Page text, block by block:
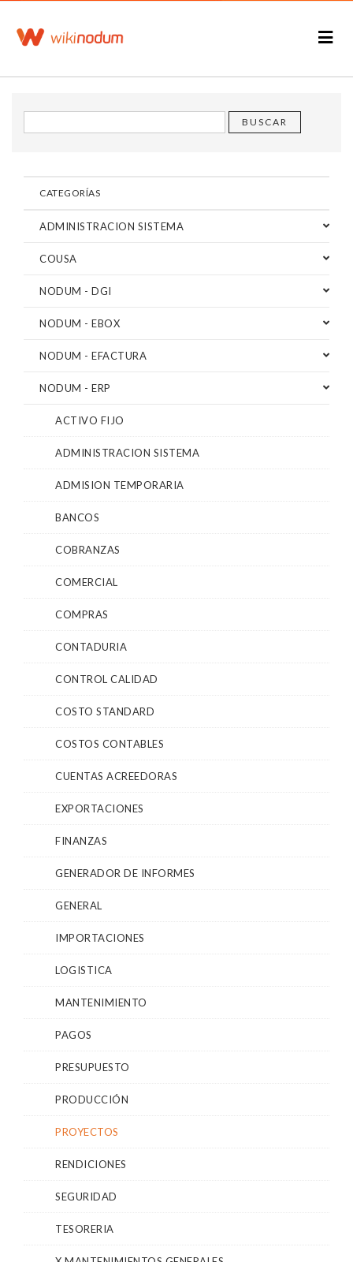
CATEGORÍAS
ADMINISTRACION SISTEMA
COUSA
NODUM - DGI
NODUM - EBOX
NODUM - EFACTURA
NODUM - ERP
ACTIVO FIJO
ADMINISTRACION SISTEMA
ADMISION TEMPORARIA
BANCOS
COBRANZAS
COMERCIAL
COMPRAS
CONTADURIA
CONTROL CALIDAD
COSTO STANDARD
COSTOS CONTABLES
CUENTAS ACREEDORAS
EXPORTACIONES
FINANZAS
GENERADOR DE INFORMES
GENERAL
IMPORTACIONES
LOGISTICA
MANTENIMIENTO
PAGOS
PRESUPUESTO
PRODUCCIÓN
PROYECTOS
RENDICIONES
SEGURIDAD
TESORERIA